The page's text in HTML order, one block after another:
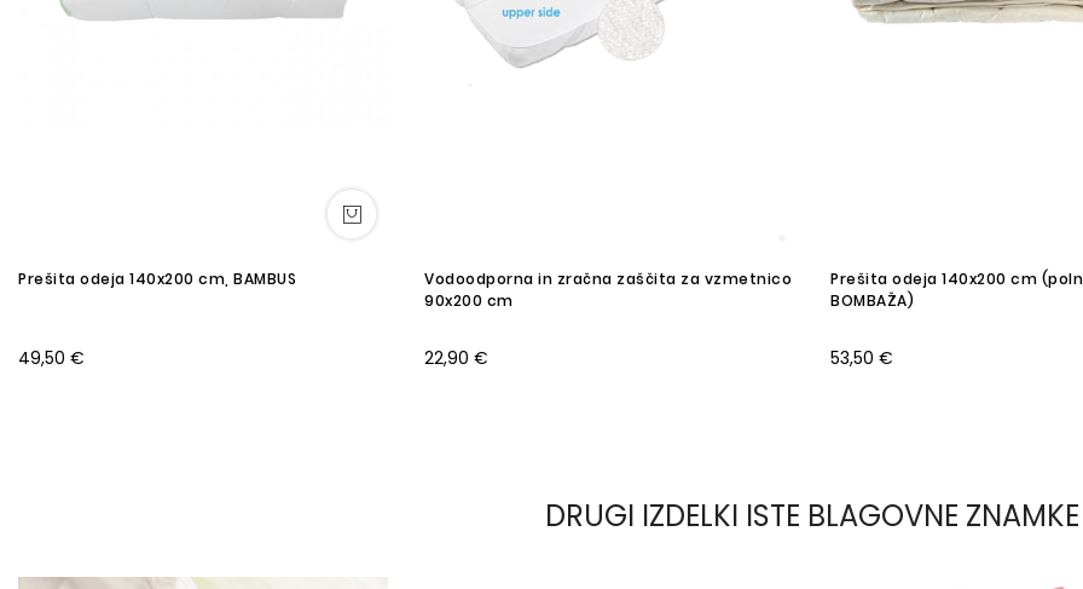
Prešita odeja 140x200 cm, BAMBUS
49,50 €
Vodoodporna in zračna zaščita za vzmetnico
90x200 cm
22,90 €
Prešita odeja 140x200 cm
BOMBAŽA)
53,50 €
DRUGI IZDELKI ISTE BLAGOVNE ZNAMKE